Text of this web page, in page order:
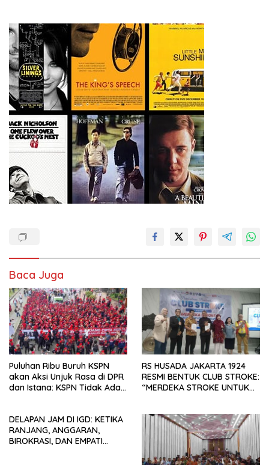
Baca Juga
Puluhan Ribu Buruh KSPN
akan Aksi Unjuk Rasa di DPR
dan Istana: KSPN Tidak Ada
Siapapun
RS HUSADA JAKARTA 1924
RESMI BENTUK CLUB STROKE:
“MERDEKA STROKE UNTUK
DELAPAN JAM DI IGD: KETIKA
RANJANG, ANGGARAN,
BIROKRASI, DAN EMPATI